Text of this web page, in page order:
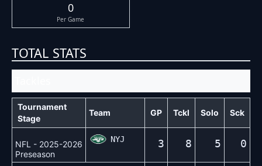
0
Per Game
TOTAL STATS
Tournament
Stage
Team GP Tckl Solo Sck
NFL - 2025-2026
Preseason
NYJ 3 8 5 0